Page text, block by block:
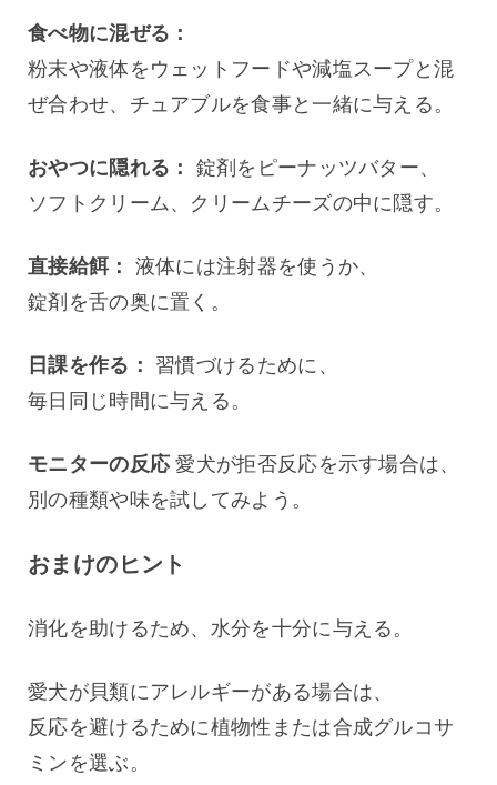
食べ物に混ぜる：
粉末や液体をウェットフードや減塩スープと混
ぜ合わせ、チュアブルを食事と一緒に与える。
おやつに隠れる：
錠剤をピーナッツバター、
ソフトクリーム、クリームチーズの中に隠す。
直接給餌：
液体には注射器を使うか、
錠剤を舌の奥に置く。
日課を作る：
習慣づけるために、
毎日同じ時間に与える。
モニターの反応 愛犬が拒否反応を示す場合は、
別の種類や味を試してみよう。
おまけのヒント
消化を助けるため、水分を十分に与える。
愛犬が貝類にアレルギーがある場合は、
反応を避けるために植物性または合成グルコサ
ミンを選ぶ。